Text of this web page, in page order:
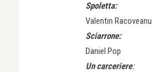
Spoletta:
Valentin Racoveanu
Sciarrone:
Daniel Pop
Un carceriere: